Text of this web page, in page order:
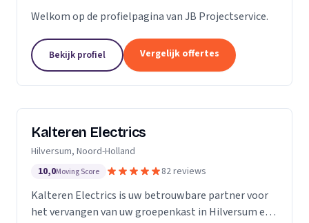
Welkom op de profielpagina van JB Projectservice.
Bekijk profiel Vergelijk offertes
Kalteren Electrics
Hilversum, Noord-Holland
10,0Moving Score 82 reviews
Kalteren Electrics is uw betrouwbare partner voor
het vervangen van uw groepenkast in Hilversum en